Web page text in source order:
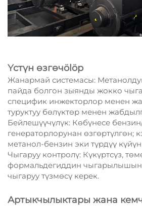
Үстүн өзгөчölöр
Жанармай системасы:
пайда болгон зыянды жокко
специфик инжекторлор менен
туруктуу бөлүктөр менен
Бейлешүүчүлүк: Көбүнесе
генераторлорунан өзгөртүлгөн;
метанол-бензин эки түрдүү
Чыгаруу контролү: Күкүртсүз,
формальдегиддин чыгарылышын
чыгаруу түзмөсү керек.
Артыкчылыктары жана